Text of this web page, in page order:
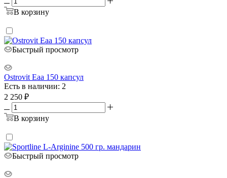
В корзину
Быстрый просмотр
Ostrovit Eaa 150 капсул
Есть в наличии: 2
2 250 ₽
В корзину
Быстрый просмотр